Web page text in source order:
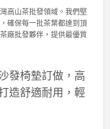
高山茶批發領域。我們堅
確保每一批茶葉都達到頂
廠批發夥伴，提供最優質
發椅墊訂做，高
造舒適耐用，輕